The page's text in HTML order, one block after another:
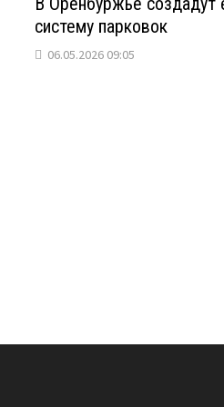
систему парковок
06.05.2026 09:05